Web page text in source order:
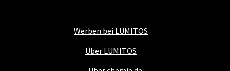
Werben bei LUMITOS
Über LUMITOS